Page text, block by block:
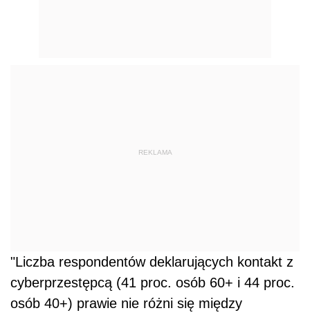
REKLAMA
"Liczba respondentów deklarujących kontakt z
cyberprzestępcą (41 proc. osób 60+ i 44 proc.
osób 40+) prawie nie różni się między